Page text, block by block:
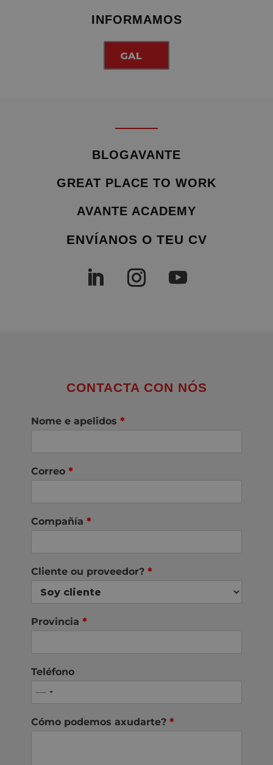
INFORMAMOS
GAL
BLOGAVANTE
GREAT PLACE TO WORK
AVANTE ACADEMY
ENVÍANOS O TEU CV
CONTACTA CON NÓS
Nome e apelidos *
Correo *
Compañía *
Cliente ou proveedor? *
Provincia *
Teléfono
Cómo podemos axudarte? *